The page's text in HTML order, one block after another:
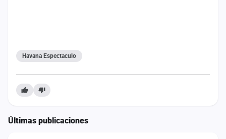
Havana Espectaculo
Últimas publicaciones
ESTADO